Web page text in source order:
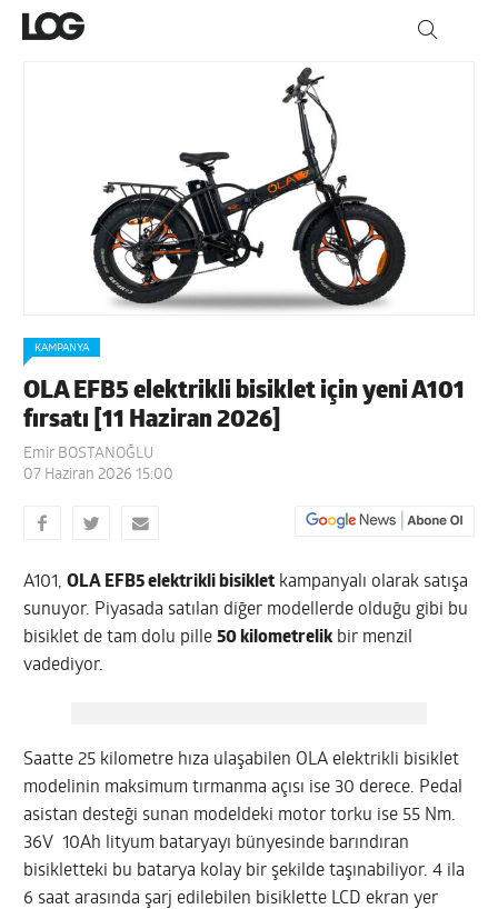
KAMPANYA
OLA EFB5 elektrikli bisiklet için yeni A101
fırsatı [11 Haziran 2026]
Emir BOSTANOĞLU
07 Haziran 2026 15:00
A101,OLA EFB5 elektrikli bisiklet kampanyalı olarak satışa
sunuyor. Piyasada satılan diğer modellerde olduğu gibi bu
bisiklet de tam dolu pille50 kilometrelik bir menzil
vadediyor.
Saatte 25 kilometre hıza ulaşabilen OLA elektrikli bisiklet
modelinin maksimum tırmanma açısı ise 30 derece. Pedal
asistan desteği sunan modeldeki motor torku ise 55 Nm.
36V 10Ah lityum bataryayı bünyesinde barındıran
bisikletteki bu batarya kolay bir şekilde taşınabiliyor. 4 ila
6 saat arasında şarj edilebilen bisiklette LCD ekran yer